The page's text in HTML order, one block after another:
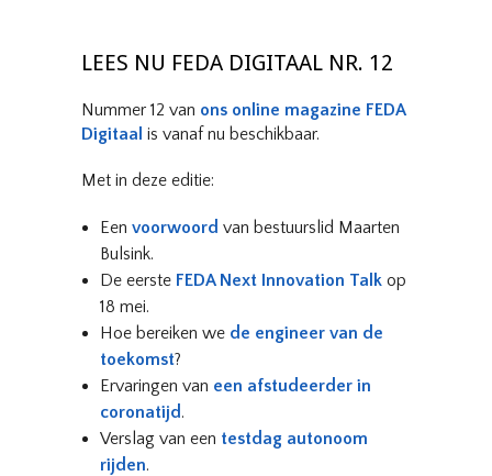
LEES NU FEDA DIGITAAL NR. 12
Nummer 12 van ons online magazine FEDA
Digitaal is vanaf nu beschikbaar.
Met in deze editie:
Een voorwoord van bestuurslid Maarten
Bulsink.
De eerste FEDA Next Innovation Talk op
18 mei.
Hoe bereiken we de engineer van de
toekomst?
Ervaringen van een afstudeerder in
coronatijd.
Verslag van een testdag autonoom
rijden.